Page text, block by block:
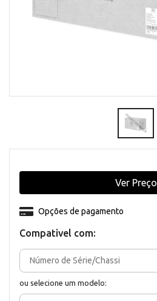
Compativel com:
ou selecione um modelo:
Opções de pagamento
Ver Preço